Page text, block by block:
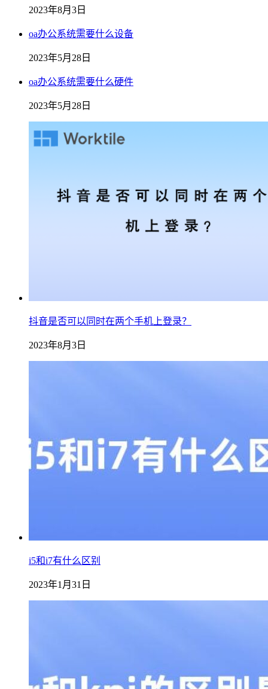
2023年8月3日
oa办公系统需要什么设备
2023年5月28日
oa办公系统需要什么硬件
2023年5月28日
抖音是否可以同时在两个手机上登录？
2023年8月3日
i5和i7有什么区别
2023年1月31日